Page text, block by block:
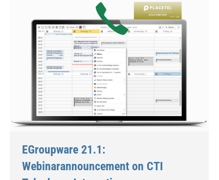
EGroupware 21.1:
Webinarannouncement on CTI